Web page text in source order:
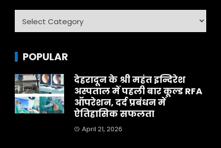
POPULAR
देहरादून के श्री महंत इन्दिरेश
अस्पताल में पहली बार कूल्ड RFA
ऑपरेशन, दर्द प्रबंधन में
ऐतिहासिक सफलता
April 21, 2026